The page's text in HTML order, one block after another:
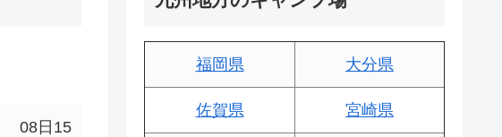
08日15
福岡県 大分県
佐賀県 宮崎県